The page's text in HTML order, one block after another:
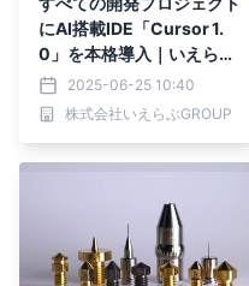
にAI搭載IDE「Cursor 1.
0」を本格導入｜いえらぶ
GROUP2025-06-25 10:40
株式会社いえらぶGROUP